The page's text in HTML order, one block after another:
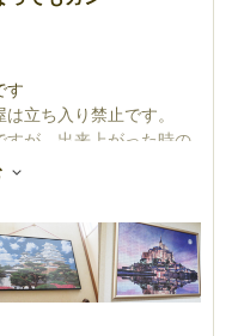
す
立ち入り禁止です。
すが、出来上がった時の